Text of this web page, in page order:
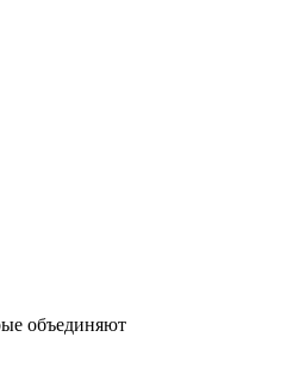
объединяют